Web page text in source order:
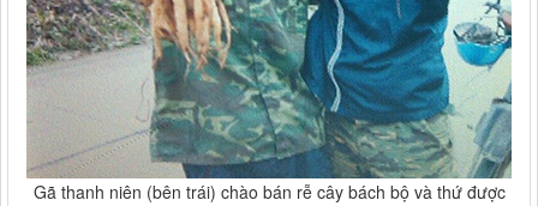
Gã thanh niên (bên trái) chào bán rễ cây bách bộ và thứ được